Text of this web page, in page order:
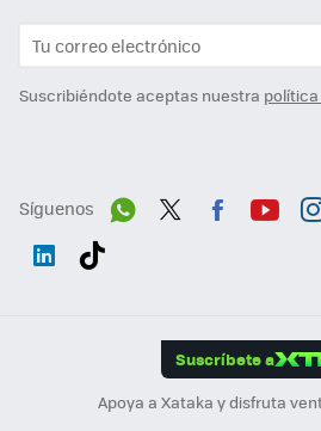
Suscribiéndote aceptas nuestra
Síguenos
Suscríbete a
Apoya a Xataka y disfruta